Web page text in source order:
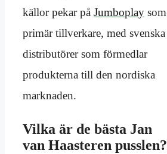
källor pekar på Jumboplay som
primär tillverkare, med svenska
distributörer som förmedlar
produkterna till den nordiska
marknaden.
Vilka är de bästa Jan
van Haasteren pusslen?